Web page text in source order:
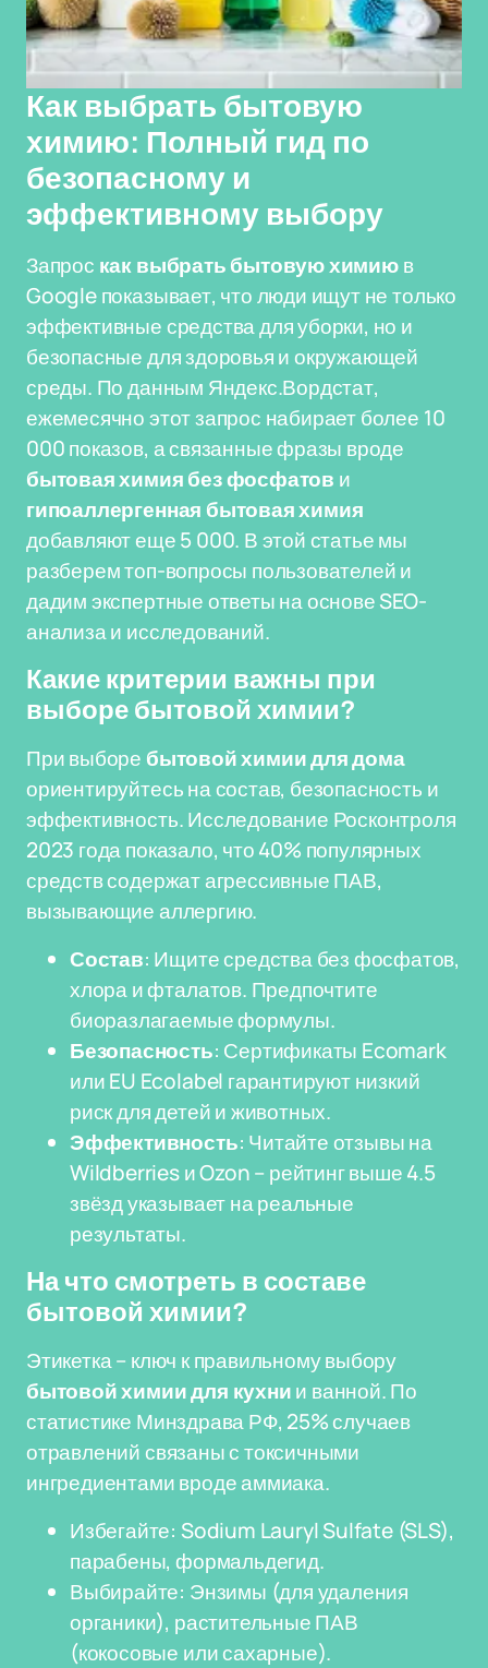
Как выбрать бытовую
химию: Полный гид по
безопасному и
эффективному выбору
Запрос как выбрать бытовую химиюв
Google показывает, что люди ищут не только
эффективные средства для уборки, но и
безопасные для здоровья и окружающей
среды. По данным Яндекс.Вордстат,
ежемесячно этот запрос набирает более 10
000 показов, а связанные фразы вроде
бытовая химия без фосфатов и
гипоаллергенная бытовая химия
добавляют еще 5 000. В этой статье мы
разберем топ-вопросы пользователей и
дадим экспертные ответы на основе SEO-
анализа и исследований.
Какие критерии важны при
выборе бытовой химии?
При выборе бытовой химии для дома
ориентируйтесь на состав, безопасность и
эффективность. Исследование Росконтроля
2023 года показало, что 40% популярных
средств содержат агрессивные ПАВ,
вызывающие аллергию.
Состав: Ищите средства без фосфатов,
хлора и фталатов. Предпочтите
биоразлагаемые формулы.
Безопасность: Сертификаты Ecomark
или EU Ecolabel гарантируют низкий
риск для детей и животных.
Эффективность: Читайте отзывы на
Wildberries и Ozon – рейтинг выше 4.5
звёзд указывает на реальные
результаты.
На что смотреть в составе
бытовой химии?
Этикетка – ключ к правильному выбору
бытовой химии для кухнии ванной. По
статистике Минздрава РФ, 25% случаев
отравлений связаны с токсичными
ингредиентами вроде аммиака.
Избегайте: Sodium Lauryl Sulfate (SLS),
парабены, формальдегид.
Выбирайте: Энзимы (для удаления
органики), растительные ПАВ
(кокосовые или сахарные).